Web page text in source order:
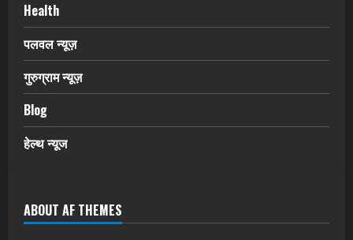
Health
पलवल न्यूज़
गुरुग्राम न्यूज़
Blog
हेल्थ न्यूज
ABOUT AF THEMES